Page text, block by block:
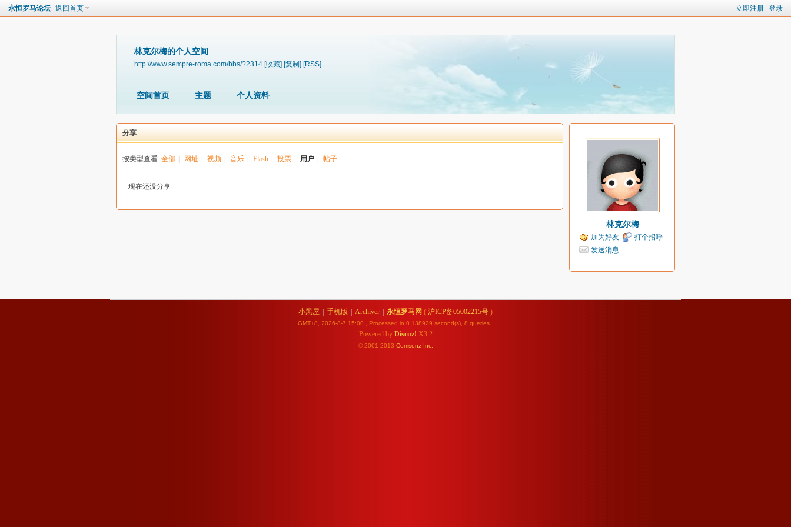
立即注册 登录
永恒罗马论坛 返回首页
林克尔梅的个人空间
http://www.sempre-roma.com/bbs/?2314 [收藏] [复制] [RSS]
空间首页 主题 个人资料
分享
按类型查看: 全部 网址 视频 音乐 Flash 投票 用户 帖子
现在还没分享
林克尔梅
加为好友
打个招呼
发送消息
小黑屋 手机版 Archiver 永恒罗马网 ( 沪ICP备05002215号 )
GMT+8, 2026-8-7 15:00 , Processed in 0.138929 second(s), 8 queries .
Powered by Discuz! X3.2
© 2001-2013 Comsenz Inc.